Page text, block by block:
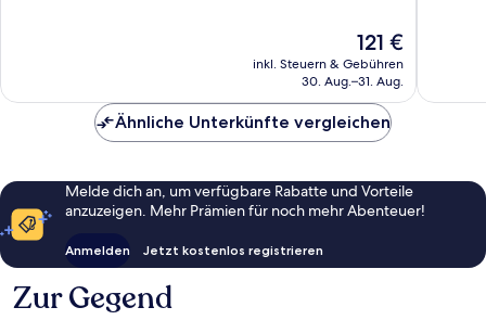
Der
Preis
beträgt
121 €
inkl. Steuern & Gebühren
30. Aug.–31. Aug.
Ähnliche Unterkünfte vergleichen
Melde dich an, um verfügbare Rabatte und Vorteile
anzuzeigen. Mehr Prämien für noch mehr Abenteuer!
Anmelden Jetzt kostenlos registrieren
Zur Gegend